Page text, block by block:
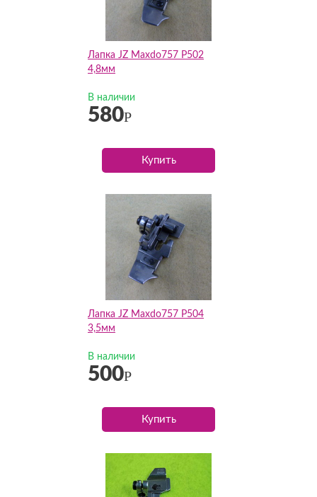
Лапка JZ Maxdo757 P502
4,8мм
В наличии
580Р
Купить
Лапка JZ Maxdo757 P504
3,5мм
В наличии
500Р
Купить